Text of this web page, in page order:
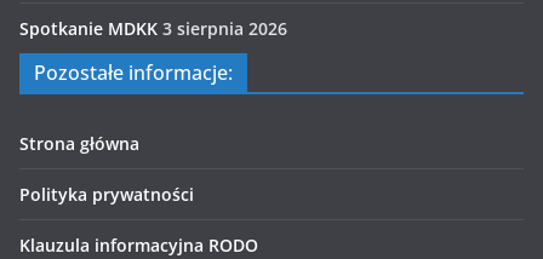
Spotkanie MDKK 3 sierpnia 2026
Pozostałe informacje:
Strona główna
Polityka prywatności
Klauzula informacyjna RODO